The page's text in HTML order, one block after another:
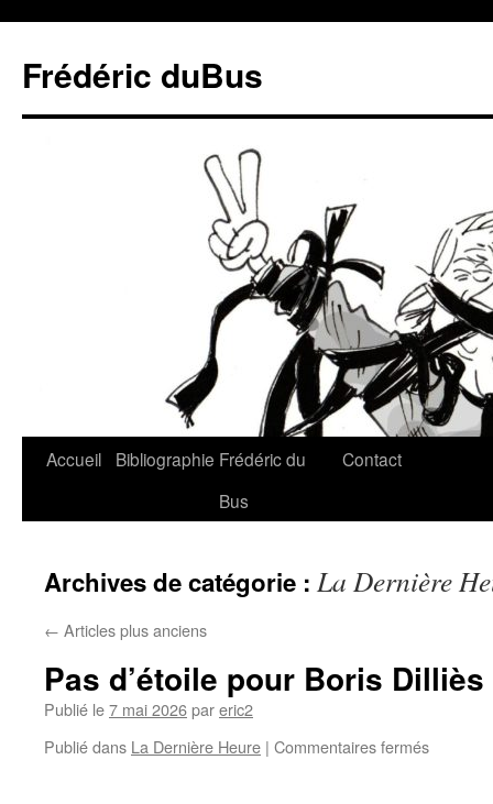
Frédéric duBus
Accueil Bibliographie Frédéric du
Bus
Contact
Archives de catégorie : La Dernière
← Articles plus anciens
Pas d’étoile pour Boris Dilliès
Publié le7 mai 2026pareric2
Publié dans La Dernière Heure | Commentaires fermés